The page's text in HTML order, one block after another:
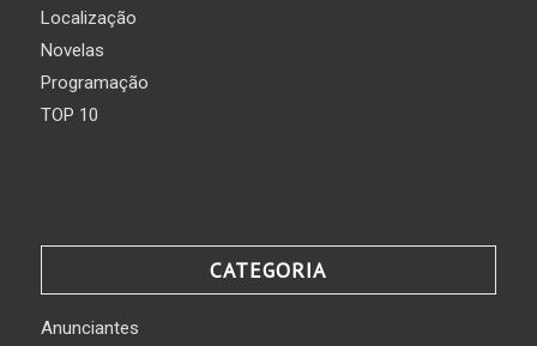
Localização
Novelas
Programação
TOP 10
CATEGORIA
Anunciantes